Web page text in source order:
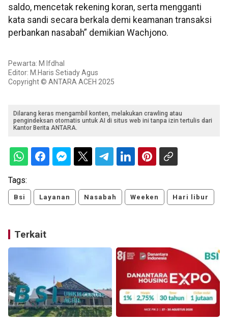
saldo, mencetak rekening koran, serta mengganti
kata sandi secara berkala demi keamanan transaksi
perbankan nasabah” demikian Wachjono.
Pewarta: M Ifdhal
Editor: M.Haris Setiady Agus
Copyright © ANTARA ACEH 2025
Dilarang keras mengambil konten, melakukan crawling atau
pengindeksan otomatis untuk AI di situs web ini tanpa izin tertulis dari
Kantor Berita ANTARA.
Tags:
Bsi Layanan Nasabah Weeken Hari libur
Terkait